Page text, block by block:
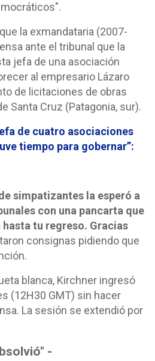
la exmandataria (2007-
ante el tribunal que la
jefa de una asociación
al empresario Lázaro
de licitaciones de obras
Santa Cruz (Patagonia, sur).
de cuatro asociaciones
tiempo para gobernar”:
simpatizantes la esperó a
con una pancarta que
tu regreso. Gracias
consignas pidiendo que
blanca, Kirchner ingresó
(12H30 GMT) sin hacer
La sesión se extendió por
-